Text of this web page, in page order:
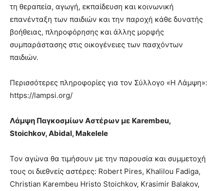
τη θεραπεία, αγωγή, εκπαίδευση και κοινωνική
επανένταξη των παιδιών και την παροχή κάθε δυνατής
βοήθειας, πληροφόρησης και άλλης μορφής
συμπαράστασης στις οικογένειες των πασχόντων
παιδιών.
Περισσότερες πληροφορίες για τον Σύλλογο «Η Λάμψη»:
https://lampsi.org/
Λάμψη Παγκοσμίων Αστέρων με Karembeu,
Stoichkov, Abidal, Makelele
Τον αγώνα θα τιμήσουν με την παρουσία και συμμετοχή
τους οι διεθνείς αστέρες: Robert Pires, Khalilou Fadiga,
Christian Karembeu Hristo Stoichkov, Krasimir Balakov,